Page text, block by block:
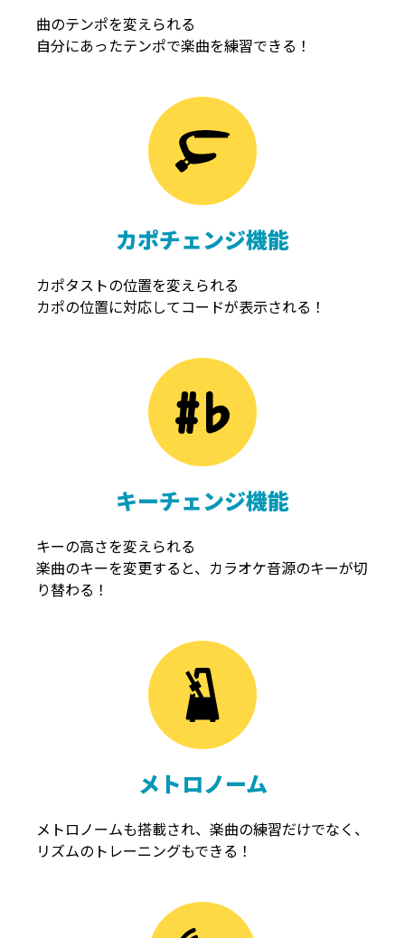
曲のテンポを変えられる
自分にあったテンポで楽曲を練習できる！
カポチェンジ機能
カポタストの位置を変えられる
カポの位置に対応してコードが表示される！
キーチェンジ機能
キーの高さを変えられる
楽曲のキーを変更すると、カラオケ音源のキーが切
り替わる！
メトロノーム
メトロノームも搭載され、楽曲の練習だけでなく、
リズムのトレーニングもできる！